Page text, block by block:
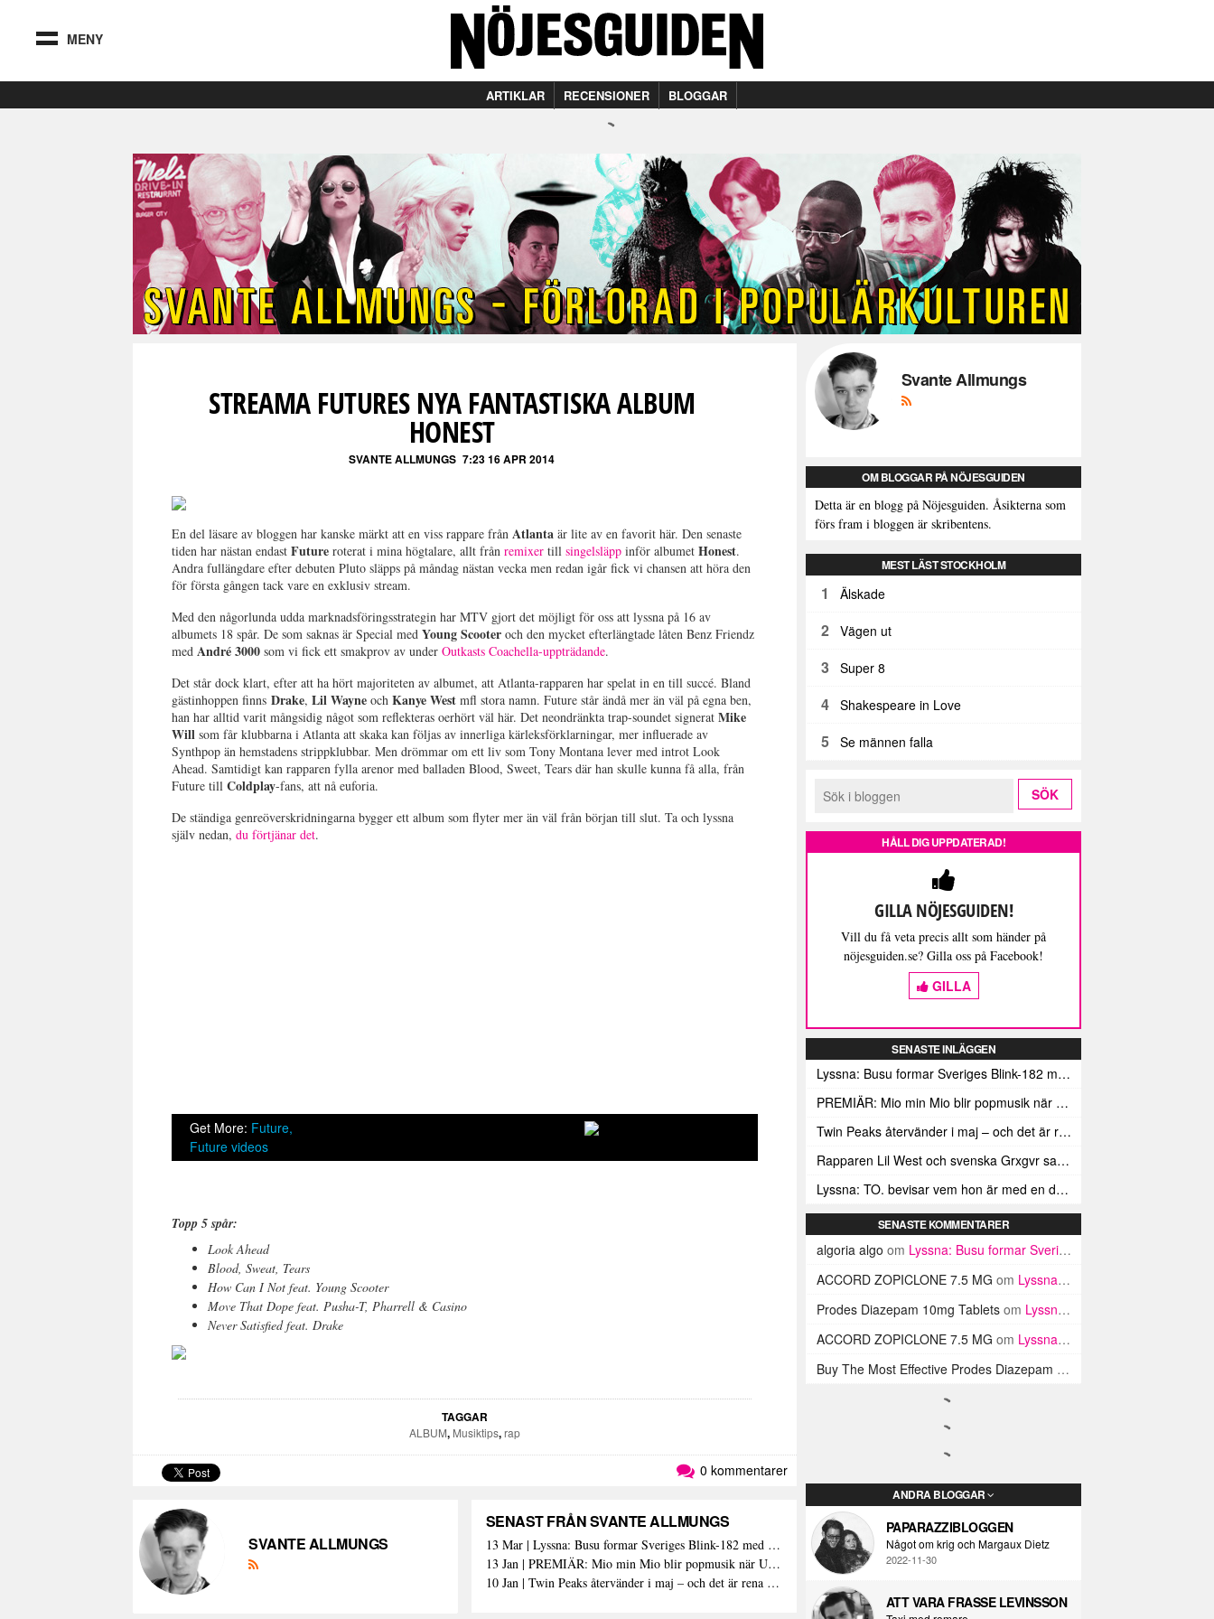
MENY
ARTIKLAR RECENSIONER BLOGGAR
STREAMA FUTURES NYA FANTASTISKA ALBUM
HONEST
SVANTE ALLMUNGS 7:23 16 APR 2014
En del läsare av bloggen har kanske märkt att en viss rappare frånAtlanta är lite av en favorit här. Den senaste
tiden har nästan endastFuture roterat i mina högtalare, allt frånremixer tillsingelsläpp inför albumetHonest.
Andra fullängdare efter debuten Pluto släpps på måndag nästan vecka men redan igår fick vi chansen att höra den
för första gången tack vare en exklusiv stream.
Med den någorlunda udda marknadsföringsstrategin har MTV gjort det möjligt för oss att lyssna på 16 av
albumets 18 spår. De som saknas är Special medYoung Scooter och den mycket efterlängtade låten Benz Friendz
medAndré 3000 som vi fick ett smakprov av underOutkasts Coachella-uppträdande.
Det står dock klart, efter att ha hört majoriteten av albumet, att Atlanta-rapparen har spelat in en till succé. Bland
gästinhoppen finnsDrake,Lil Wayne ochKanye Westmfl stora namn. Future står ändå mer än väl på egna ben,
han har alltid varit mångsidig något som reflekteras oerhört väl här. Det neondränkta trap-soundet signeratMike
Will som får klubbarna i Atlanta att skaka kan följas av innerliga kärleksförklarningar, mer influerade av
Synthpop än hemstadens strippklubbar. Men drömmar om ett liv som Tony Montana lever med introt Look
Ahead. Samtidigt kan rapparen fylla arenor med balladen Blood, Sweet, Tears där han skulle kunna få alla, från
Future tillColdplay-fans, att nå euforia.
De ständiga genreöverskridningarna bygger ett album som flyter mer än väl från början till slut. Ta och lyssna
själv nedan,du förtjänar det.
Get More: Future,
Future videos
Topp 5 spår:
Look Ahead
Blood, Sweat, Tears
How Can I Not feat. Young Scooter
Move That Dope feat. Pusha-T, Pharrell & Casino
Never Satisfied feat. Drake
TAGGAR
ALBUM, Musiktips,rap
0 kommentarer
SVANTE ALLMUNGS
SENAST FRÅN SVANTE ALLMUNGS
13 Mar | Lyssna: Busu formar Sveriges Blink-182 med sin nya pop-punk-rap-låt
13 Jan | PREMIÄR: Mio min Mio blir popmusik när Ungdom släpper sin debutvideo
10 Jan | Twin Peaks återvänder i maj – och det är rena heroinet enligt Showtimes boss
Svante Allmungs
OM BLOGGAR PÅ NÖJESGUIDEN
Detta är en blogg på Nöjesguiden. Åsikterna som
förs fram i bloggen är skribentens.
MEST LÄST STOCKHOLM
1 Älskade
2 Vägen ut
3 Super 8
4 Shakespeare in Love
5 Se männen falla
HÅLL DIG UPPDATERAD!
GILLA NÖJESGUIDEN!
Vill du få veta precis allt som händer på
nöjesguiden.se? Gilla oss på Facebook!
GILLA
SENASTE INLÄGGEN
Lyssna: Busu formar Sveriges Blink-182 med sin nya pop-punk-rap-låt
PREMIÄR: Mio min Mio blir popmusik när Ungdom släpper sin debutvideo
Twin Peaks återvänder i maj – och det är rena heroinet enligt Showtimes boss
Rapparen Lil West och svenska Grxgvr samarbetar på den egensinniga bangern Lie To You
Lyssna: TO. bevisar vem hon är med en debut gjord för framtiden
SENASTE KOMMENTARER
algoria algo om Lyssna: Busu formar Sveriges Blink-182 med sin nya pop-punk-rap-låt
ACCORD ZOPICLONE 7.5 MG om Lyssna: Busu formar Sveriges Blink-182 med sin nya pop-punk-rap-låt
Prodes Diazepam 10mg Tablets om Lyssna: Busu formar Sveriges Blink-182 med sin nya pop-punk-rap-låt
ACCORD ZOPICLONE 7.5 MG om Lyssna: Busu formar Sveriges Blink-182 med sin nya pop-punk-rap-låt
Buy The Most Effective Prodes Diazepam Tablets In UK
ANDRA BLOGGAR
PAPARAZZIBLOGGEN
Något om krig och Margaux Dietz
2022-11-30
ATT VARA FRASSE LEVINSSON